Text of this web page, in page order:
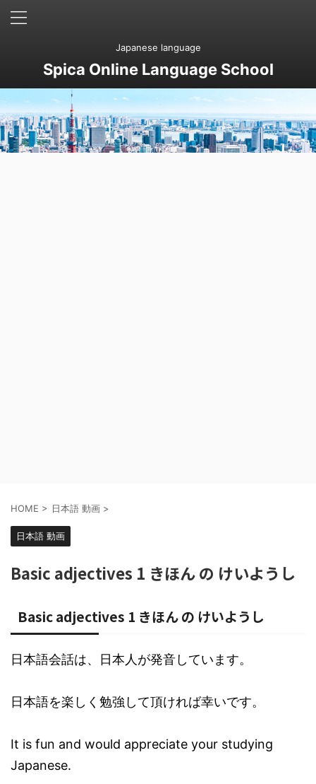
Japanese language
Spica Online Language School
HOME > 日本語 動画 >
日本語 動画
Basic adjectives 1 きほん の けいようし
Basic adjectives 1 きほん の けいようし
日本語会話は、日本人が発音しています。
日本語を楽しく勉強して頂ければ幸いです。
It is fun and would appreciate your studying
Japanese.